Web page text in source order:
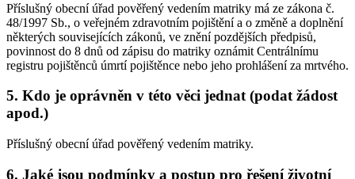
Příslušný obecní úřad pověřený vedením matriky má ze zákona č.
48/1997 Sb., o veřejném zdravotním pojištění a o změně a doplnění
některých souvisejících zákonů, ve znění pozdějších předpisů,
povinnost do 8 dnů od zápisu do matriky oznámit Centrálnímu
registru pojištěnců úmrtí pojištěnce nebo jeho prohlášení za mrtvého.
5. Kdo je oprávněn v této věci jednat (podat žádost
apod.)
Příslušný obecní úřad pověřený vedením matriky.
6. Jaké jsou podmínky a postup pro řešení životní